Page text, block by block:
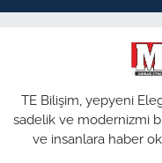
TE Bilişim, yepyeni
sadelik ve modernizmi
ve insanlara haber